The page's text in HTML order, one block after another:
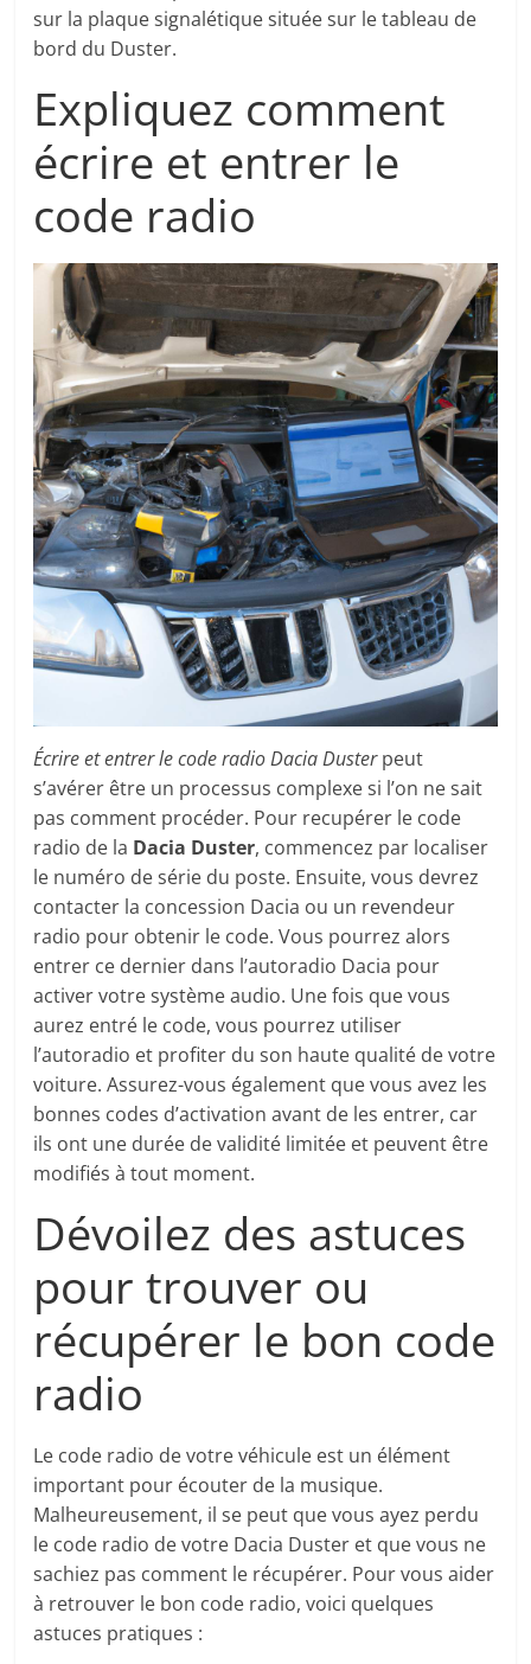
sur la plaque signalétique située sur le tableau de
bord du Duster.
Expliquez comment
écrire et entrer le
code radio
Écrire et entrer le code radio Dacia Dusterpeut
s’avérer être un processus complexe si l’on ne sait
pas comment procéder. Pour recupérer le code
radio de la Dacia Duster, commencez par localiser
le numéro de série du poste. Ensuite, vous devrez
contacter la concession Dacia ou un revendeur
radio pour obtenir le code. Vous pourrez alors
entrer ce dernier dans l’autoradio Dacia pour
activer votre système audio. Une fois que vous
aurez entré le code, vous pourrez utiliser
l’autoradio et profiter du son haute qualité de votre
voiture. Assurez-vous également que vous avez les
bonnes codes d’activation avant de les entrer, car
ils ont une durée de validité limitée et peuvent être
modifiés à tout moment.
Dévoilez des astuces
pour trouver ou
récupérer le bon code
radio
Le code radio de votre véhicule est un élément
important pour écouter de la musique.
Malheureusement, il se peut que vous ayez perdu
le code radio de votre Dacia Duster et que vous ne
sachiez pas comment le récupérer. Pour vous aider
à retrouver le bon code radio, voici quelques
astuces pratiques :